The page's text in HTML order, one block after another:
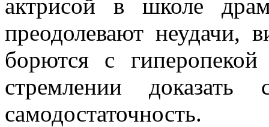
актрисой в школе
преодолевают неудачи,
борются с
стремлении
самодостаточность.